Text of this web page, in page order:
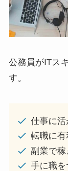
公務員がITス
す。
仕事に活
転職に有
副業で
手に職を